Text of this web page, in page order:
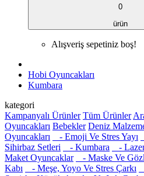
0
ürün
Alışveriş sepetiniz boş!
Hobi Oyuncakları
Kumbara
kategori
Kampanyalı Ürünler Tüm Ürünler
Oyuncakları Bebekler Deniz
Oyuncakları
- Emoji Ve Stres Yayı
Sihirbaz Setleri
- Kumbara -
Maket Oyuncaklar
- Maske Ve
Kabı
- Meşe, Yoyo Ve Stres Çarkı